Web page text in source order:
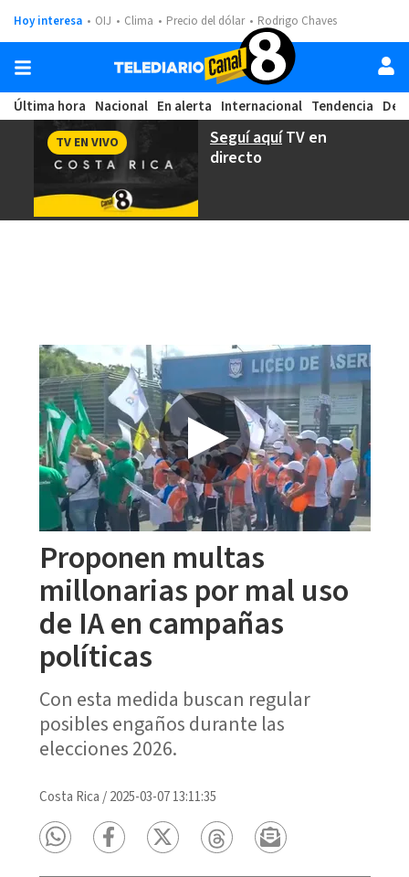
Hoy interesa OIJ Clima Precio del dólar Rodrigo Chaves
Última hora Nacional En alerta Internacional Tendencia
Seguí aquíTV en
directo
TV EN VIVO
Proponen multas
millonarias por mal uso
de IA en campañas
políticas
Con esta medida buscan regular
posibles engaños durante las
elecciones 2026.
Costa Rica /2025-03-07 13:11:35